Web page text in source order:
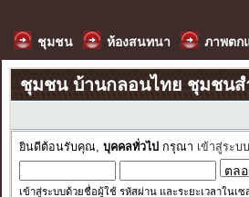
ชุมชน ห้องสนทนา ภาพตก
ชุมชน บ้านกลอนไทย ชุมชน
ยินดีต้อนรับคุณ, บุคคลทั่วไป กรุณา เข้าสู่ระบบ
เข้าสู่ระบบด้วยชื่อผู้ใช้ รหัสผ่าน และระยะเวลาในเ